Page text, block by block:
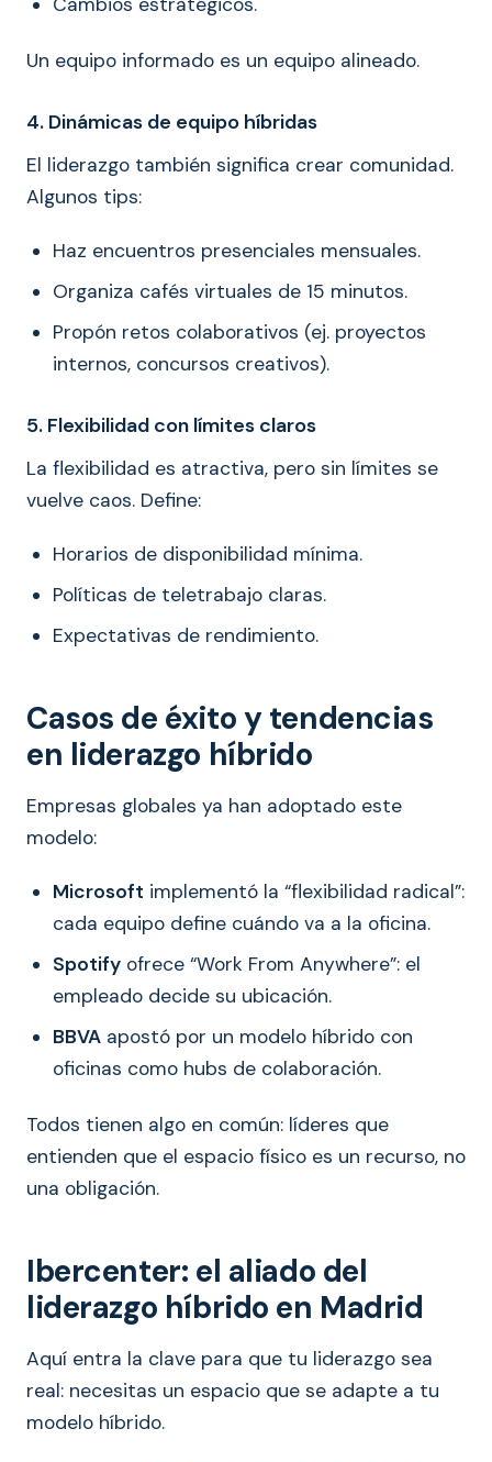
Un equipo informado es un equipo alineado.
4. Dinámicas de equipo híbridas
El liderazgo también significa crear comunidad.
Algunos tips:
Haz encuentros presenciales mensuales.
Organiza cafés virtuales de 15 minutos.
Propón retos colaborativos (ej. proyectos
internos, concursos creativos).
5. Flexibilidad con límites claros
La flexibilidad es atractiva, pero sin límites se
vuelve caos. Define:
Horarios de disponibilidad mínima.
Políticas de teletrabajo claras.
Expectativas de rendimiento.
Casos de éxito y tendencias
en liderazgo híbrido
Empresas globales ya han adoptado este
modelo:
Microsoft implementó la “flexibilidad radical”:
cada equipo define cuándo va a la oficina.
Spotify ofrece “Work From Anywhere”: el
empleado decide su ubicación.
BBVA apostó por un modelo híbrido con
oficinas como hubs de colaboración.
Todos tienen algo en común: líderes que
entienden que el espacio físico es un recurso, no
una obligación.
Ibercenter: el aliado del
liderazgo híbrido en Madrid
Aquí entra la clave para que tu liderazgo sea
real: necesitas un espacio que se adapte a tu
modelo híbrido.